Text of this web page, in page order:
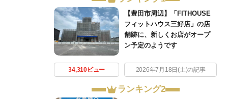
【豊田市周辺】「FITHOUSE
フィットハウス三好店」の店
舗跡に、新しくお店がオープ
ン予定のようです
34,310ビュー 2026年7月18日(土)の記事
ランキング2